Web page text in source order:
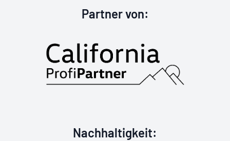
Partner vonCalifornia
:
Nachhaltigkeit: